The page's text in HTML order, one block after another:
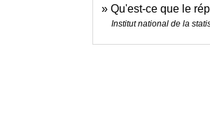
Qu'est-ce que le
Institut national de la